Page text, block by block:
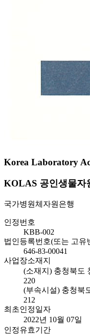
Korea Laboratory
KOLAS 공인생물자
국가병원체자원은행
인정번호
KBB-002
법인등록번호(또는 고유
646-83-00041
사업장소재지
(소재지) 충청북도
220
(부속시설) 충청북
212
최초인정일자
2022년 10월 07일
인정유효기간